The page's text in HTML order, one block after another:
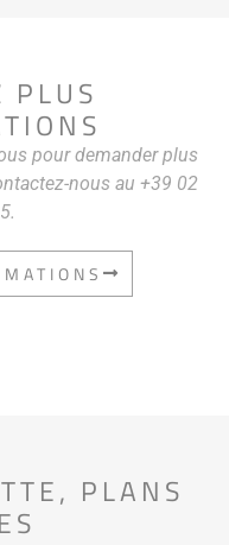
PLUS
pour demander plus
nous au +39 02
, PLANS